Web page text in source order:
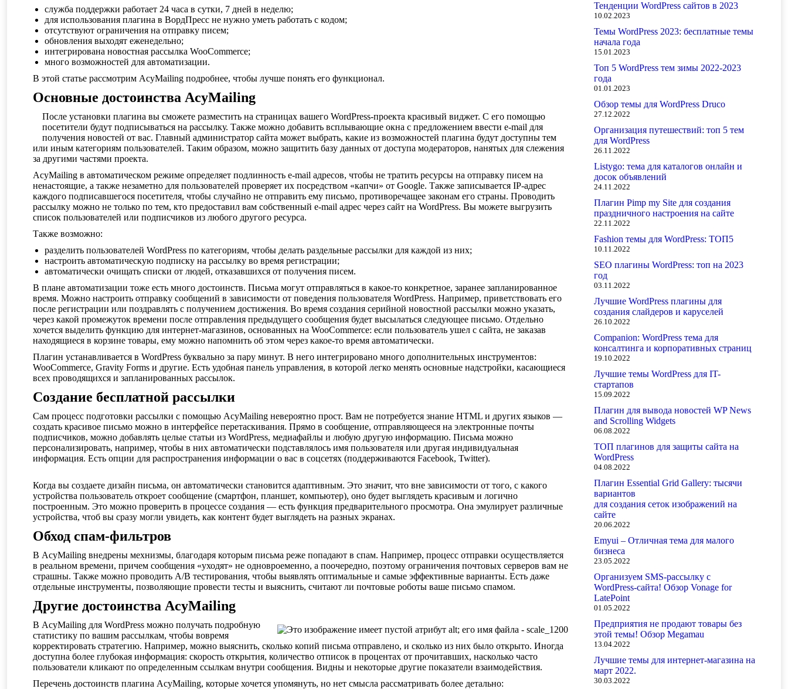
служба поддержки работает 24 часа в сутки, 7 дней в неделю;
для использования плагина в ВордПресс не нужно уметь работать с кодом;
отсутствуют ограничения на отправку писем;
обновления выходят еженедельно;
интегрирована новостная рассылка WooCommerce;
много возможностей для автоматизации.
В этой статье рассмотрим AcyMailing подробнее, чтобы лучше понять его функционал.
Основные достоинства AcyMailing
После установки плагина вы сможете разместить на страницах вашего WordPress-проекта красивый виджет. С его помощью
посетители будут подписываться на рассылку. Также можно добавить всплывающие окна с предложением ввести e-mail для
получения новостей от вас. Главный администратор сайта может выбрать, какие из возможностей плагина будут доступны тем
или иным категориям пользователей. Таким образом, можно защитить базу данных от доступа модераторов, нанятых для слежения
за другими частями проекта.
AcyMailing в автоматическом режиме определяет подлинность e-mail адресов, чтобы не тратить ресурсы на отправку писем на
ненастоящие, а также незаметно для пользователей проверяет их посредством «капчи» от Google. Также записывается IP-адрес
каждого подписавшегося посетителя, чтобы случайно не отправить ему письмо, противоречащее законам его страны. Проводить
рассылку можно не только по тем, кто предоставил вам собственный e-mail адрес через сайт на WordPress. Вы можете выгрузить
список пользователей или подписчиков из любого другого ресурса.
Также возможно:
разделить пользователей WordPress по категориям, чтобы делать раздельные рассылки для каждой из них;
настроить автоматическую подписку на рассылку во время регистрации;
автоматически очищать списки от людей, отказавшихся от получения писем.
В плане автоматизации тоже есть много достоинств. Письма могут отправляться в какое-то конкретное, заранее запланированное
время. Можно настроить отправку сообщений в зависимости от поведения пользователя WordPress. Например, приветствовать его
после регистрации или поздравлять с получением достижения. Во время создания серийной новостной рассылки можно указать,
через какой промежуток времени после отправления предыдущего сообщения будет высылаться следующее письмо. Отдельно
хочется выделить функцию для интернет-магазинов, основанных на WooCommerce: если пользователь ушел с сайта, не заказав
находящиеся в корзине товары, ему можно напомнить об этом через какое-то время автоматически.
Плагин устанавливается в WordPress буквально за пару минут. В него интегрировано много дополнительных инструментов:
WooCommerce, Gravity Forms и другие. Есть удобная панель управления, в которой легко менять основные надстройки, касающиеся
всех проводящихся и запланированных рассылок.
Создание бесплатной рассылки
Сам процесс подготовки рассылки с помощью AcyMailing невероятно прост. Вам не потребуется знание HTML и других языков —
создать красивое письмо можно в интерфейсе перетаскивания. Прямо в сообщение, отправляющееся на электронные почты
подписчиков, можно добавлять целые статьи из WordPress, медиафайлы и любую другую информацию. Письма можно
персонализировать, например, чтобы в них автоматически подставлялось имя пользователя или другая индивидуальная
информация. Есть опции для распространения информации о вас в соцсетях (поддерживаются Facebook, Twitter).
Когда вы создаете дизайн письма, он автоматически становится адаптивным. Это значит, что вне зависимости от того, с какого
устройства пользователь откроет сообщение (смартфон, планшет, компьютер), оно будет выглядеть красивым и логично
построенным. Это можно проверить в процессе создания — есть функция предварительного просмотра. Она эмулирует различные
устройства, чтоб вы сразу могли увидеть, как контент будет выглядеть на разных экранах.
Обход спам-фильтров
В AcyMailing внедрены мехнизмы, благодаря которым письма реже попадают в спам. Например, процесс отправки осуществляется
в реальном времени, причем сообщения «уходят» не одновроеменно, а поочередно, поэтому ограничения почтовых серверов вам не
страшны. Также можно проводить A/B тестирования, чтобы выявлять оптимальные и самые эффективные варианты. Есть даже
отдельные инструменты, позволяющие провести тесты и выяснить, считают ли почтовые роботы ваше письмо спамом.
Другие достоинства AcyMailing
В AcyMailing для WordPress можно получать подробную
статистику по вашим рассылкам, чтобы вовремя
корректировать стратегию. Например, можно выяснить, сколько копий письма отправлено, и сколько из них было открыто. Иногда
доступна более глубокая информация: скорость открытия, количество отписок в процентах от прочитавших, насколько часто
пользователи кликают по определенным ссылкам внутри сообщения. Видны и некоторые другие показатели взаимодействия.
Перечень достоинств плагина AcyMailing, которые хочется упомянуть, но нет смысла рассматривать более детально:
Тенденции WordPress сайтов в 2023
10.02.2023
Темы WordPress 2023: бесплатные темы
начала года
15.01.2023
Топ 5 WordPress тем зимы 2022-2023
года
01.01.2023
Обзор темы для WordPress Druco
27.12.2022
Организация путешествий: топ 5 тем
для WordPress
26.11.2022
Listygo: тема для каталогов онлайн и
досок объявлений
24.11.2022
Плагин Pimp my Site для создания
праздничного настроения на сайте
22.11.2022
Fashion темы для WordPress: ТОП5
10.11.2022
SEO плагины WordPress: топ на 2023
год
03.11.2022
Лучшие WordPress плагины для
создания слайдеров и каруселей
26.10.2022
Companion: WordPress тема для
консалтинга и корпоративных страниц
19.10.2022
Лучшие темы WordPress для IT-
стартапов
15.09.2022
Плагин для вывода новостей WP News
and Scrolling Widgets
06.08.2022
ТОП плагинов для защиты сайта на
WordPress
04.08.2022
Плагин Essential Grid Gallery: тысячи
вариантов
для создания сеток изображений на
сайте
20.06.2022
Emyui – Отличная тема для малого
бизнеса
23.05.2022
Организуем SMS-рассылку с
WordPress-сайта! Обзор Vonage for
LatePoint
01.05.2022
Предприятия не продают товары без
этой темы! Обзор Megamau
13.04.2022
Лучшие темы для интернет-магазина на
март 2022.
30.03.2022